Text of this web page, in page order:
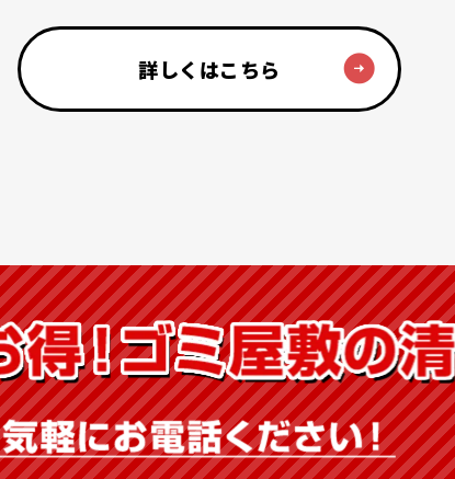
詳しくはこちら